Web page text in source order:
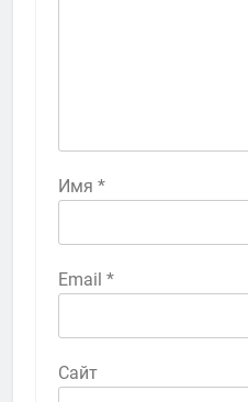
Имя *
Email *
Сайт